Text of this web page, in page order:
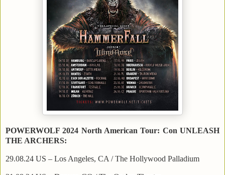
POWERWOLF 2024 North American Tour: Con UNLEASH
THE ARCHERS:
29.08.24 US – Los Angeles, CA / The Hollywood Palladium